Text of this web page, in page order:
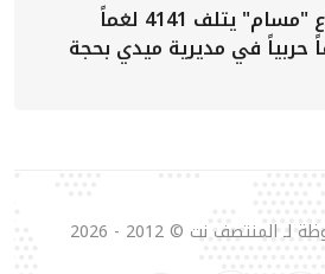
مشروع "مسام" يتلف 4141 لغماً
حربياً في مديرية ميدي بحجة
نت © 2012 - 2026